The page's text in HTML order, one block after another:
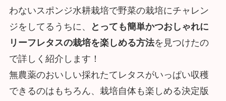
わないスポンジ水耕栽培で野菜の栽培にチャレン
ジをしてるうちに、
とっても簡単かつおしゃれに
リーフレタスの栽培を楽しめる方法を見つけたの
で詳しく紹介します！
無農薬のおいしい採れたてレタスがいっぱい収穫
できるのはもちろん、栽培自体も楽しめる決定版